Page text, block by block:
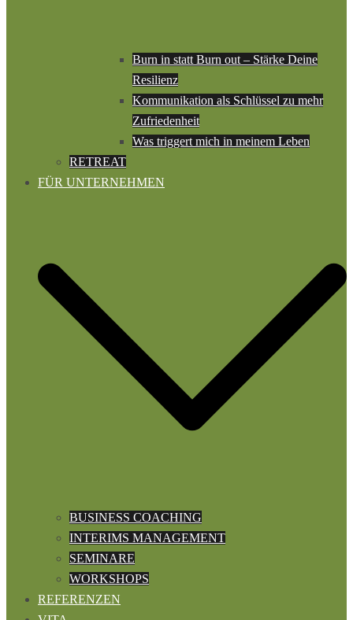
Burn in statt Burn out – Stärke Deine
Resilienz
Kommunikation als Schlüssel zu mehr
Zufriedenheit
Was triggert mich in meinem Leben
RETREAT
FÜR UNTERNEHMEN
BUSINESS COACHING
INTERIMS MANAGEMENT
SEMINARE
WORKSHOPS
REFERENZEN